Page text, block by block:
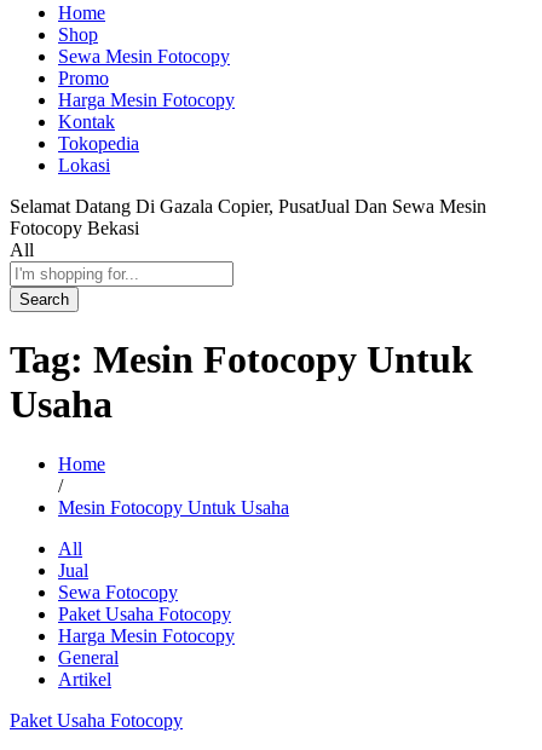
Home
Shop
Sewa Mesin Fotocopy
Promo
Harga Mesin Fotocopy
Kontak
Tokopedia
Lokasi
Selamat Datang Di Gazala Copier, PusatJual Dan Sewa Mesin
Fotocopy Bekasi
All
Search
Tag: Mesin Fotocopy Untuk
Usaha
Home
/
Mesin Fotocopy Untuk Usaha
All
Jual
Sewa Fotocopy
Paket Usaha Fotocopy
Harga Mesin Fotocopy
General
Artikel
Paket Usaha Fotocopy